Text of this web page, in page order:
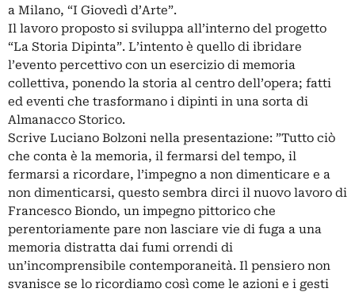
a Milano, “I Giovedì d’Arte”.
Il lavoro proposto si sviluppa all’interno del progetto
“La Storia Dipinta”. L’intento è quello di ibridare
l’evento percettivo con un esercizio di memoria
collettiva, ponendo la storia al centro dell’opera; fatti
ed eventi che trasformano i dipinti in una sorta di
Almanacco Storico.
Scrive Luciano Bolzoni nella presentazione: ”Tutto ciò
che conta è la memoria, il fermarsi del tempo, il
fermarsi a ricordare, l’impegno a non dimenticare e a
non dimenticarsi, questo sembra dirci il nuovo lavoro di
Francesco Biondo, un impegno pittorico che
perentoriamente pare non lasciare vie di fuga a una
memoria distratta dai fumi orrendi di
un’incomprensibile contemporaneità. Il pensiero non
svanisce se lo ricordiamo così come le azioni e i gesti